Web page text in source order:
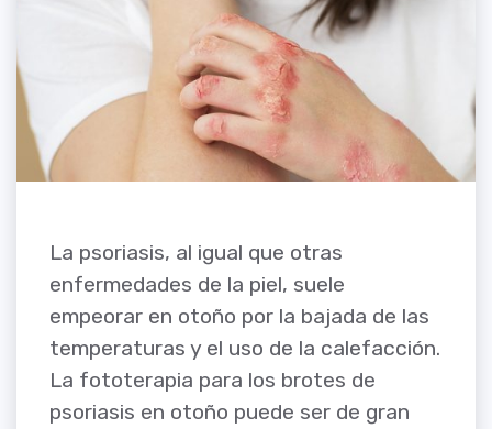
La psoriasis, al igual que otras
enfermedades de la piel, suele
empeorar en otoño por la bajada de las
temperaturas y el uso de la calefacción.
La fototerapia para los brotes de
psoriasis en otoño puede ser de gran